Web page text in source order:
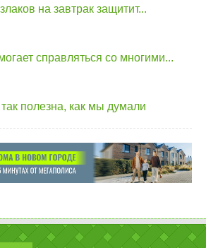
на завтрак защитит...
справляться со многими...
полезна, как мы думали